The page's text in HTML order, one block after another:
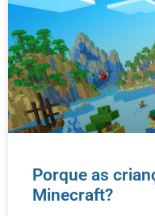
Porque as
Minecraft?